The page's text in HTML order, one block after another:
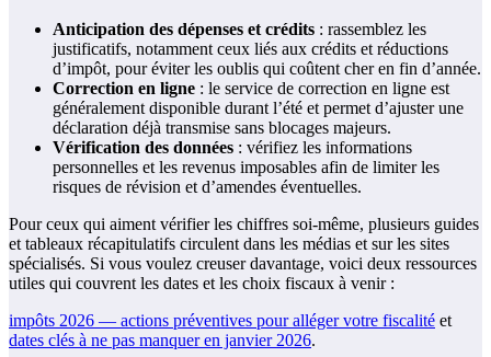
Anticipation des dépenses et crédits : rassemblez les
justificatifs, notamment ceux liés aux crédits et réductions
d’impôt, pour éviter les oublis qui coûtent cher en fin d’année.
Correction en ligne : le service de correction en ligne est
généralement disponible durant l’été et permet d’ajuster une
déclaration déjà transmise sans blocages majeurs.
Vérification des données : vérifiez les informations
personnelles et les revenus imposables afin de limiter les
risques de révision et d’amendes éventuelles.
Pour ceux qui aiment vérifier les chiffres soi-même, plusieurs guides
et tableaux récapitulatifs circulent dans les médias et sur les sites
spécialisés. Si vous voulez creuser davantage, voici deux ressources
utiles qui couvrent les dates et les choix fiscaux à venir :
impôts 2026 — actions préventives pour alléger votre fiscalité et
dates clés à ne pas manquer en janvier 2026.